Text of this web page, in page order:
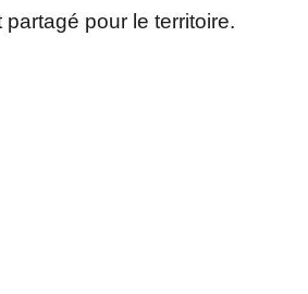
pour le territoire.